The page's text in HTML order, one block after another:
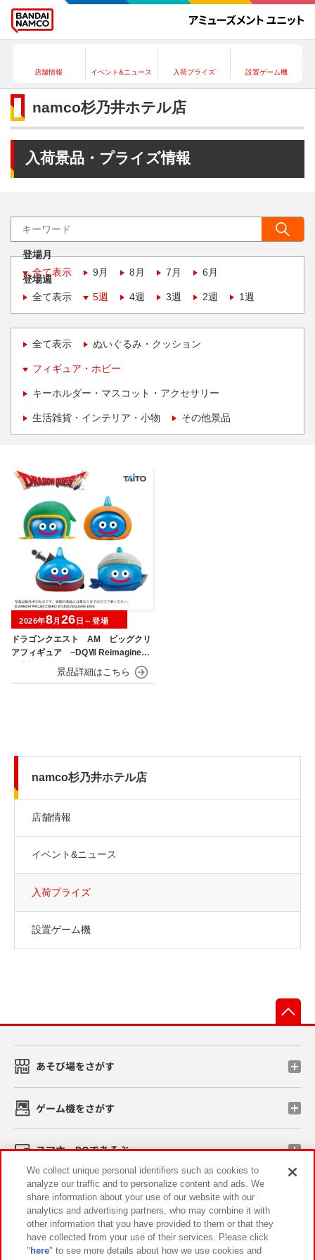
店舗情報 イベント&ニュース 入荷プライズ 設置ゲーム機
namco杉乃井ホテル店
入荷景品・プライズ情報
登場月
全て表示
9月 8月 7月 6月
登場週
全て表示
5週 4週 3週 2週 1週
全て表示 ぬいぐるみ・クッション
フィギュア・ホビー
キーホルダー・マスコット・アクセサリー
生活雑貨・インテリア・小物 その他景品
ドラゴンクエスト AM ビッグクリ
アフィギュア ~DQⅦ Reimagined
発売記念編~
2026年8月 26 日～登場
namco杉乃井ホテル店
店舗情報
イベント&ニュース
入荷プライズ
設置ゲーム機
あそび場をさがす
ゲーム機をさがす
スマホ・PCであそぶ
イベント・キャンペーン
We collect unique personal identifiers such as cookies to
analyze our traffic and to personalize content and ads. We
share information about your use of our website with our
analytics and advertising partners, who may combine it with
other information that you have provided to them or that they
have collected from your use of their services. Please click
" here" to see more details about how we use cookies and